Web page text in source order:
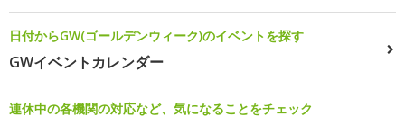
日付からGW(ゴールデンウィーク)のイベントを探す
GWイベントカレンダー
連休中の各機関の対応など、気になることをチェック